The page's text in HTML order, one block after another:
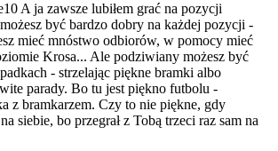
A ja zawsze lubiłem grać na pozycji
być bardzo dobry na każdej pozycji -
mieć mnóstwo odbiorów, w pomocy mieć
Krosa... Ale podziwiany możesz być
- strzelając piękne bramki albo
parady. Bo tu jest piękno futbolu -
z bramkarzem. Czy to nie piękne, gdy
siebie, bo przegrał z Tobą trzeci raz sam na